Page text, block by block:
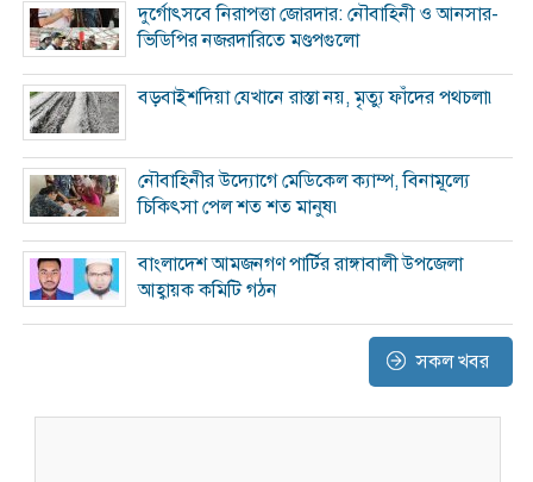
দুর্গোৎসবে নিরাপত্তা জোরদার: নৌবাহিনী ও আনসার-
ভিডিপির নজরদারিতে মণ্ডপগুলো
বড়বাইশদিয়া যেখানে রাস্তা নয়, মৃত্যু ফাঁদের পথচলা৷
নৌবাহিনীর উদ্যোগে মেডিকেল ক্যাম্প, বিনামূল্যে
চিকিৎসা পেল শত শত মানুষ৷
বাংলাদেশ আমজনগণ পার্টির রাঙ্গাবালী উপজেলা
আহ্বায়ক কমিটি গঠন
সকল খবর